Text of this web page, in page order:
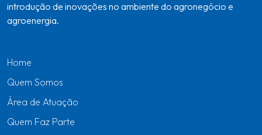
introdução de inovações no ambiente do agronegócio e
agroenergia.
Home
Quem Somos
Área de Atuação
Quem Faz Parte